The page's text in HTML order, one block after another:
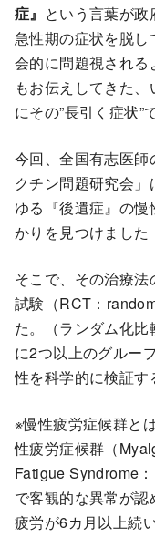
症』 という言葉が政
急性期の症状を脱し
会的に問題視され
もお伝えしてきた
にその”長引く症状”
今回、全国有志医
クチン問題研究会
ゆる『後遺症』の
かりを見つけました
そこで、その治療
試験（RCT：
た。（ランダム化
に2つ以上のグルー
性を科学的に検証す
※慢性疲労症候群と
性疲労症候群（
Fatigue Syndrome
で客観的な異常が
疲労が6カ月以上続